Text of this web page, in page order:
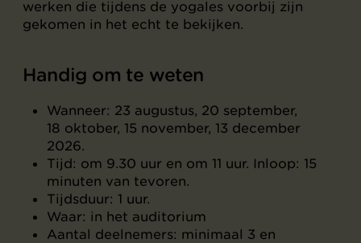
werken die tijdens de yogales voorbij zijn
gekomen in het echt te bekijken.
Handig om te weten
Wanneer: 23 augustus, 20 september,
18 oktober, 15 november, 13 december
2026.
Tijd: om 9.30 uur en om 11 uur. Inloop: 15
minuten van tevoren.
Tijdsduur: 1 uur.
Waar: in het auditorium
Aantal deelnemers: minimaal 3 en